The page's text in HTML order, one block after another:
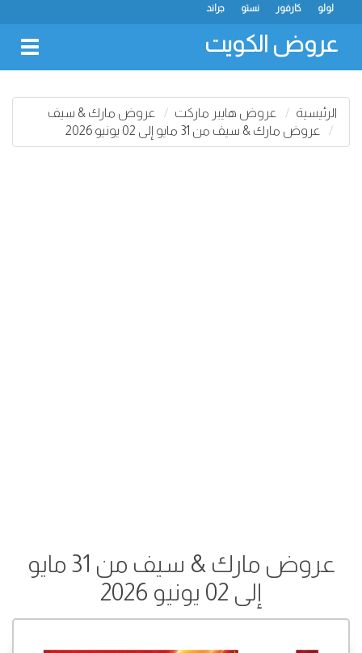
جراند نستو كارفور لولو
عروض الكويت
الرئيسية عروض هايبر ماركت
عروض مارك & سيف
عروض مارك & سيف من 31 مايو إلى 02 يونيو 2026
عروض مارك & سيف من 31 مايو
إلى 02 يونيو 2026